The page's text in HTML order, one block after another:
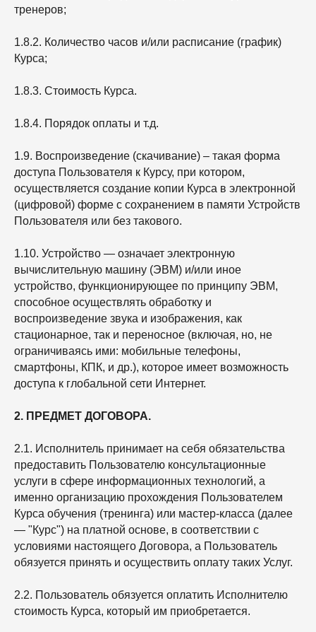
тренеров;
1.8.2. Количество часов и/или расписание (график)
Курса;
1.8.3. Стоимость Курса.
1.8.4. Порядок оплаты и т.д.
1.9. Воспроизведение (скачивание) – такая форма
доступа Пользователя к Курсу, при котором,
осуществляется создание копии Курса в электронной
(цифровой) форме с сохранением в памяти Устройств
Пользователя или без такового.
1.10. Устройство — означает электронную
вычислительную машину (ЭВМ) и/или иное
устройство, функционирующее по принципу ЭВМ,
способное осуществлять обработку и
воспроизведение звука и изображения, как
стационарное, так и переносное (включая, но, не
ограничиваясь ими: мобильные телефоны,
смартфоны, КПК, и др.), которое имеет возможность
доступа к глобальной сети Интернет.
2. ПРЕДМЕТ ДОГОВОРА.
2.1. Исполнитель принимает на себя обязательства
предоставить Пользователю консультационные
услуги в сфере информационных технологий, а
именно организацию прохождения Пользователем
Курса обучения (тренинга) или мастер-класса (далее
— "Курс") на платной основе, в соответствии с
условиями настоящего Договора, а Пользователь
обязуется принять и осуществить оплату таких Услуг.
2.2. Пользователь обязуется оплатить Исполнителю
стоимость Курса, который им приобретается.